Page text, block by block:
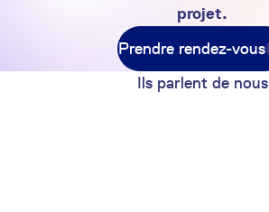
projet.
Prendre rendez-vous
Ils parlent de nous